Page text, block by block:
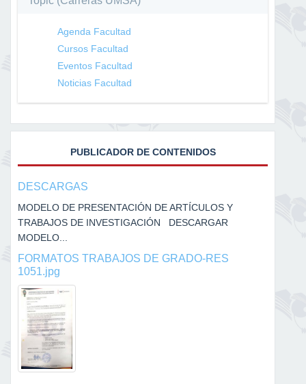
Agenda Facultad
Cursos Facultad
Eventos Facultad
Noticias Facultad
PUBLICADOR DE CONTENIDOS
DESCARGAS
MODELO DE PRESENTACIÓN DE ARTÍCULOS Y
TRABAJOS DE INVESTIGACIÓN DESCARGAR
MODELO...
FORMATOS TRABAJOS DE GRADO-RES
1051.jpg